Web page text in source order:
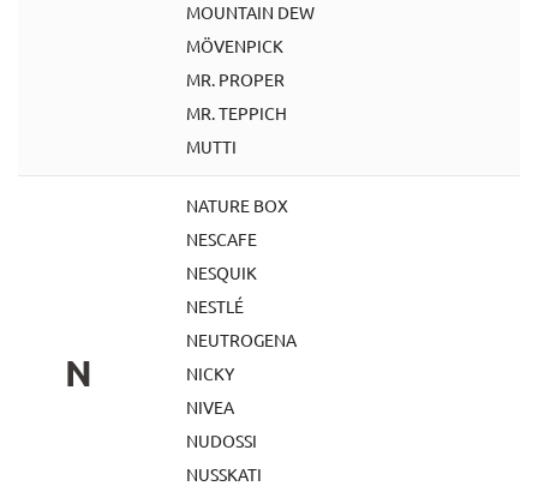
MOUNTAIN DEW
MÖVENPICK
MR. PROPER
MR. TEPPICH
MUTTI
N
NATURE BOX
NESCAFE
NESQUIK
NESTLÉ
NEUTROGENA
NICKY
NIVEA
NUDOSSI
NUSSKATI